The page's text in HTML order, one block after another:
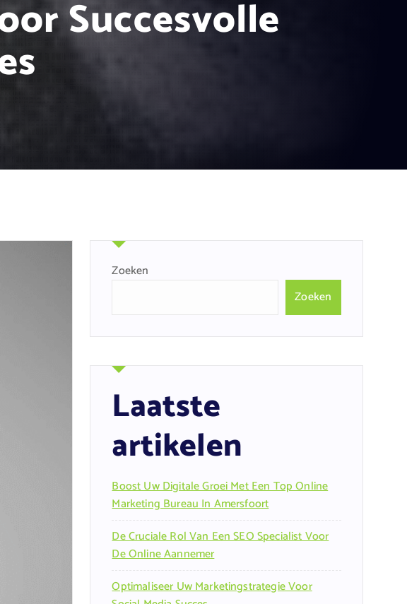
Succesvolle
Zoeken
Zoeken
Laatste
artikelen
Boost Uw Digitale Groei Met Een Top Online
Marketing Bureau In Amersfoort
De Cruciale Rol Van Een SEO Specialist Voor
De Online Aannemer
Optimaliseer Uw Marketingstrategie Voor